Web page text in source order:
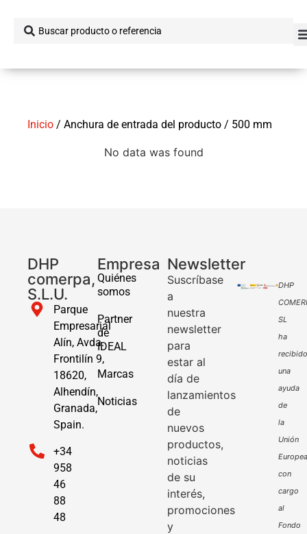
Inicio / Anchura de entrada del producto / 500 mm
No data was found
DHP
comerpa,
S.L.U.
Parque
Empresarial
Alín, Avda.
Frontilín 9,
18620,
Alhendín,
Granada,
Spain.
+34
958
46
88
48
Empresa
Quiénes
somos
Partner
de
IDEAL
Marcas
Noticias
Newsletter
Suscríbase
a
nuestra
newsletter
para
estar al
día de
lanzamientos
de
nuevos
productos,
noticias
de su
interés,
promociones
y
DHP
SL
ha
recibido
una
ayuda
de
la
Unión
Europea
con
cargo
al
Fondo